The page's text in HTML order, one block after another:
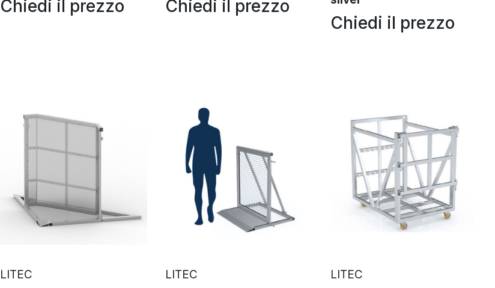
Chiedi il prezzo Chiedi il prezzo
Chiedi il prezzo
LITEC
LITEC
LITEC